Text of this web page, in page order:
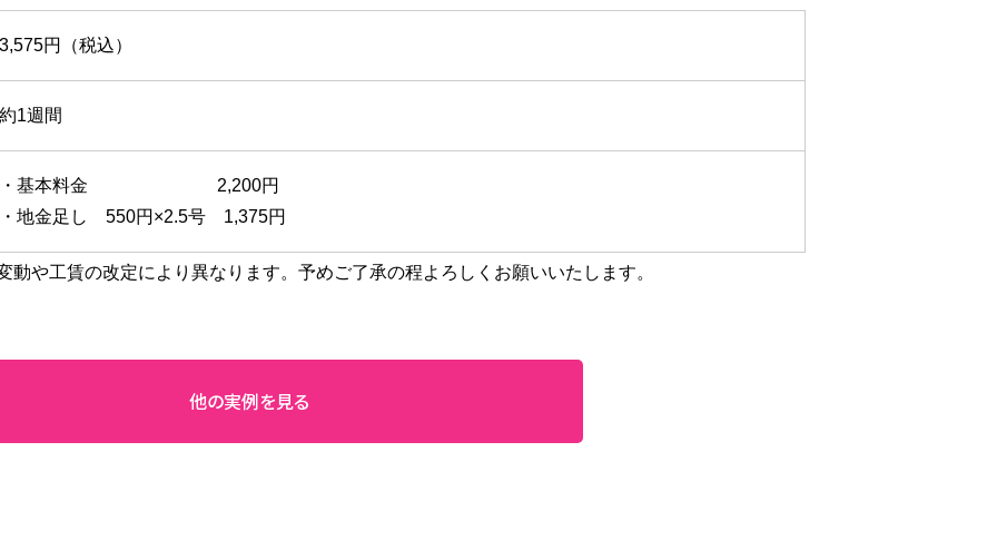
3,575円（税込）
約1週間
・基本料金 2,200円
・地金足し 550円×2.5号 1,375円
や工賃の改定により異なります。予めご了承の程よろしくお願いいたします。